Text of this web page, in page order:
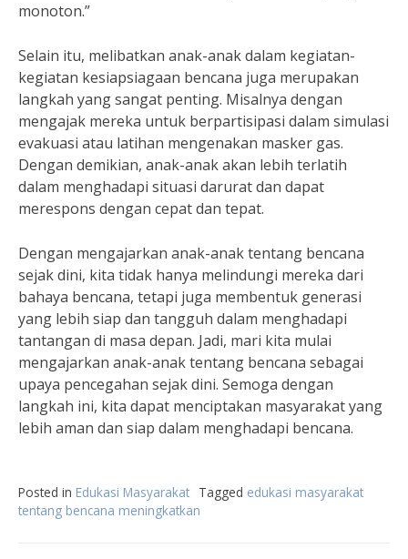
monoton.”
Selain itu, melibatkan anak-anak dalam kegiatan-
kegiatan kesiapsiagaan bencana juga merupakan
langkah yang sangat penting. Misalnya dengan
mengajak mereka untuk berpartisipasi dalam simulasi
evakuasi atau latihan mengenakan masker gas.
Dengan demikian, anak-anak akan lebih terlatih
dalam menghadapi situasi darurat dan dapat
merespons dengan cepat dan tepat.
Dengan mengajarkan anak-anak tentang bencana
sejak dini, kita tidak hanya melindungi mereka dari
bahaya bencana, tetapi juga membentuk generasi
yang lebih siap dan tangguh dalam menghadapi
tantangan di masa depan. Jadi, mari kita mulai
mengajarkan anak-anak tentang bencana sebagai
upaya pencegahan sejak dini. Semoga dengan
langkah ini, kita dapat menciptakan masyarakat yang
lebih aman dan siap dalam menghadapi bencana.
Posted in Edukasi Masyarakat Tagged edukasi masyarakat
tentang bencana meningkatkan